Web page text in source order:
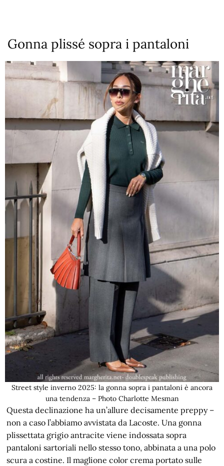
Gonna plissé sopra i pantaloni
Street style inverno 2025: la gonna sopra i pantaloni è ancora
una tendenza – Photo Charlotte Mesman
Questa declinazione ha un’allure decisamente preppy –
non a caso l’abbiamo avvistata da Lacoste. Una gonna
plissettata grigio antracite viene indossata sopra
pantaloni sartoriali nello stesso tono, abbinata a una polo
scura a costine. Il maglione color crema portato sulle